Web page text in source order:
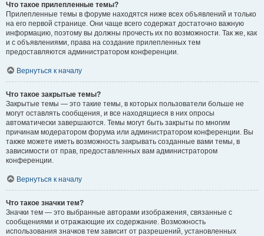
Что такое прилепленные темы?
Прилепленные темы в форуме находятся ниже всех объявлений и только
на его первой странице. Они чаще всего содержат достаточно важную
информацию, поэтому вы должны прочесть их по возможности. Так же, как
и с объявлениями, права на создание прилепленных тем
предоставляются администратором конференции.
Вернуться к началу
Что такое закрытые темы?
Закрытые темы — это такие темы, в которых пользователи больше не
могут оставлять сообщения, и все находящиеся в них опросы
автоматически завершаются. Темы могут быть закрыты по многим
причинам модератором форума или администратором конференции. Вы
также можете иметь возможность закрывать созданные вами темы, в
зависимости от прав, предоставленных вам администратором
конференции.
Вернуться к началу
Что такое значки тем?
Значки тем — это выбранные авторами изображения, связанные с
сообщениями и отражающие их содержание. Возможность
использования значков тем зависит от разрешений, установленных